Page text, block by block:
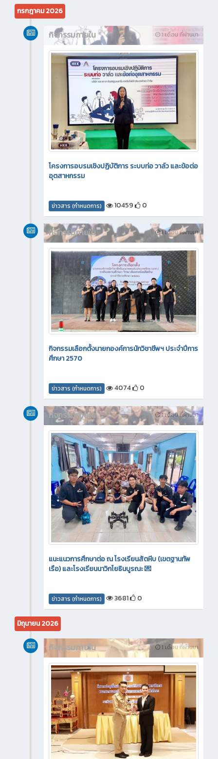
กรกฎาคม 2026
1 เดือน ที่ผ่านมา
กิจกรรมภายใน
โครงการอบรมเชิงปฏิบัติการ ระบบท่อ วาล์ว และข้อต่อ
อุตสาหกรรม
ข่าวสาร (กำหนดการ) 10459 0
1 เดือน ที่ผ่านมา
กิจกรรมภายใน
กิจกรรมเลือกตั้งนายกองค์การนักวิชาชีพฯ ประจำปีการ
ศึกษา 2570
ข่าวสาร (กำหนดการ) 4074 0
1 เดือน ที่ผ่านมา
กิจกรรมภายใน
แนะแนวการศึกษาต่อ ณ โรงเรียนสัตหีบ (เขตฐานทัพ
เรือ) และโรงเรียนนาวิกโยธินบูรณะ 💌
ข่าวสาร (กำหนดการ) 3681 0
มิถุนายน 2026
1 เดือน ที่ผ่านมา
กิจกรรมภายใน